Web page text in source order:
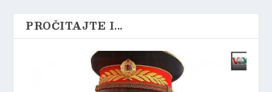
PROČITAJTE I...